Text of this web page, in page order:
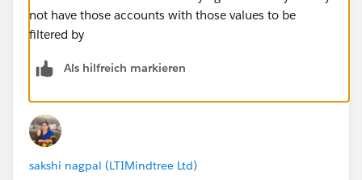
not have those accounts with those values to be
filtered by
Als hilfreich markieren
sakshi nagpal (LTIMindtree Ltd)